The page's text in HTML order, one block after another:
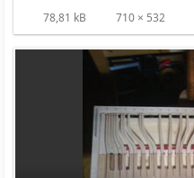
78,81 kB 710 × 532